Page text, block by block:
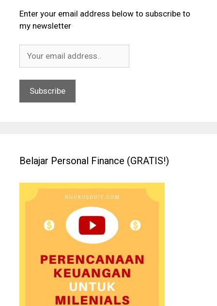
Enter your email address below to subscribe to
my newsletter
Belajar Personal Finance (GRATIS!)